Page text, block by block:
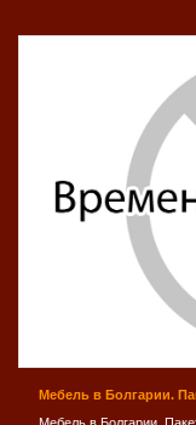
Мебель в Болгарии.